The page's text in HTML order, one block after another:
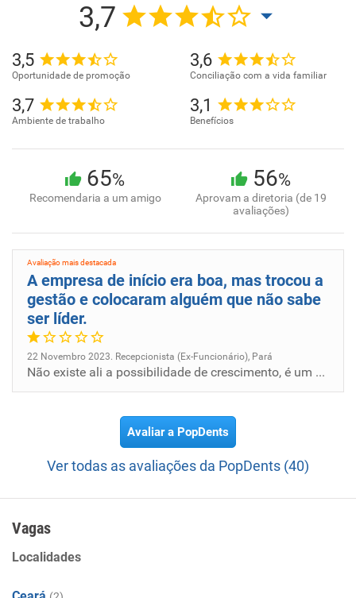
3,7
3,5
Oportunidade de promoção
3,6
Conciliação com a vida familiar
3,7
Ambiente de trabalho
3,1
Benefícios
65%
Recomendaria a um amigo
56%
Aprovam a diretoria (de 19
avaliações)
Avaliação mais destacada
A empresa de início era boa, mas trocou a
gestão e colocaram alguém que não sabe
ser líder.
22 Novembro 2023. Recepcionista (Ex-Funcionário), Pará
Não existe ali a possibilidade de crescimento, é um ambiente hostil onde aconteceram até assédios aos colaboradores.
Avaliar a PopDents
Ver todas as avaliações da PopDents (40)
Vagas
Localidades